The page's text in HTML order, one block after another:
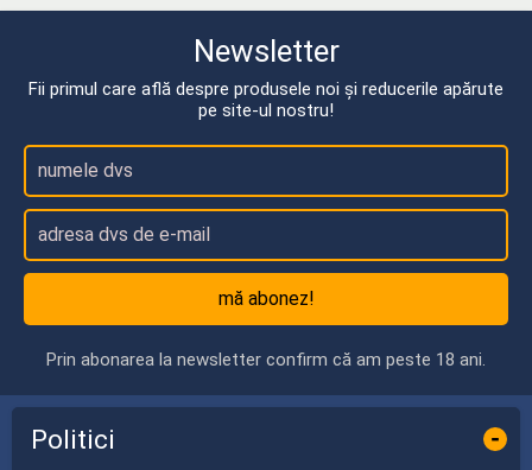
Newsletter
Fii primul care află despre produsele noi și reducerile apărute
pe site-ul nostru!
mă abonez!
Prin abonarea la newsletter confirm că am peste 18 ani.
Politici -